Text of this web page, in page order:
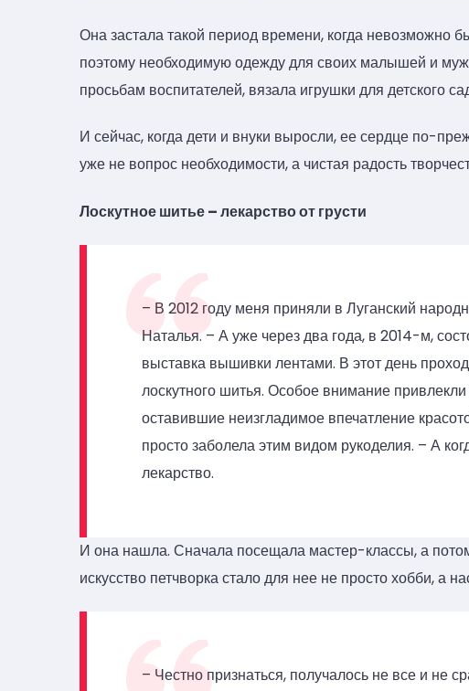
Она застала такой период времени, когда невозможно
поэтому необходимую одежду для своих малышей и
просьбам воспитателей, вязала игрушки для детского
И сейчас, когда дети и внуки выросли, ее сердце по-
уже не вопрос необходимости, а чистая радость
Лоскутное шитье – лекарство от грусти
– В 2012 году меня приняли в Луганский
Наталья. – А уже через два года, в 2014-м,
выставка вышивки лентами. В этот день
лоскутного шитья. Особое внимание
оставившие неизгладимое впечатление
просто заболела этим видом рукоделия. – А
лекарство.
И она нашла. Сначала посещала мастер-классы, а
искусство петчворка стало для нее не просто хобби, а
– Честно признаться, получалось не все и не